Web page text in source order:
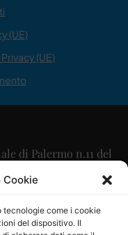
Cookie
tecnologie come i cookie
del dispositivo. Il
(UE)
(UE)
di Palermo n.11 del
Scaglione